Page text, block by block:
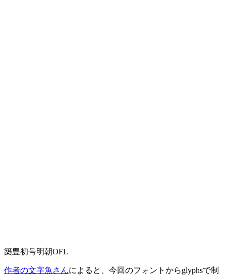
築豊初号明朝OFL
作者の文字魚さんによると、今回のフォントからglyphsで制